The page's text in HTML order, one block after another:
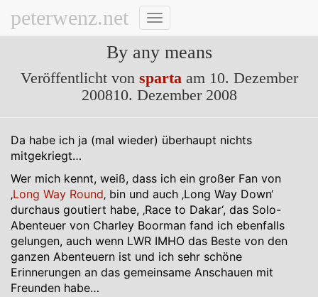
peterwenz.net
Navigation
By any means
Veröffentlicht von spartaam 10. Dezember
200810. Dezember 2008
Da habe ich ja (mal wieder) überhaupt nichts
mitgekriegt…
Wer mich kennt, weiß, dass ich ein großer Fan von
‚Long Way Round‚ bin und auch ‚Long Way Down‘
durchaus goutiert habe, ‚Race to Dakar‘, das Solo-
Abenteuer von Charley Boorman fand ich ebenfalls
gelungen, auch wenn LWR IMHO das Beste von den
ganzen Abenteuern ist und ich sehr schöne
Erinnerungen an das gemeinsame Anschauen mit
Freunden habe…